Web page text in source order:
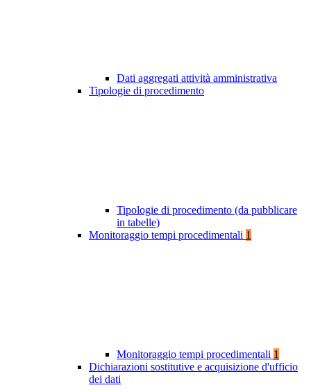
Dati aggregati attività amministrativa
Tipologie di procedimento
Tipologie di procedimento (da pubblicare
in tabelle)
Monitoraggio tempi procedimentali 1
Monitoraggio tempi procedimentali 1
Dichiarazioni sostitutive e acquisizione d'ufficio
dei dati